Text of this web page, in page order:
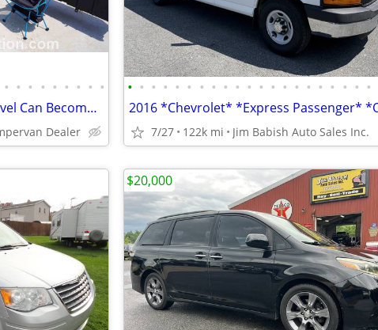
• • • • • • • • •
2026 Mini-T Campervan | Travel Can Become Part of Everyday Life
Dealer
• • • • • • • • • • • • • • • • • • • • •
7/27 122k mi Jim Babish Auto Sales Inc.
$20,000